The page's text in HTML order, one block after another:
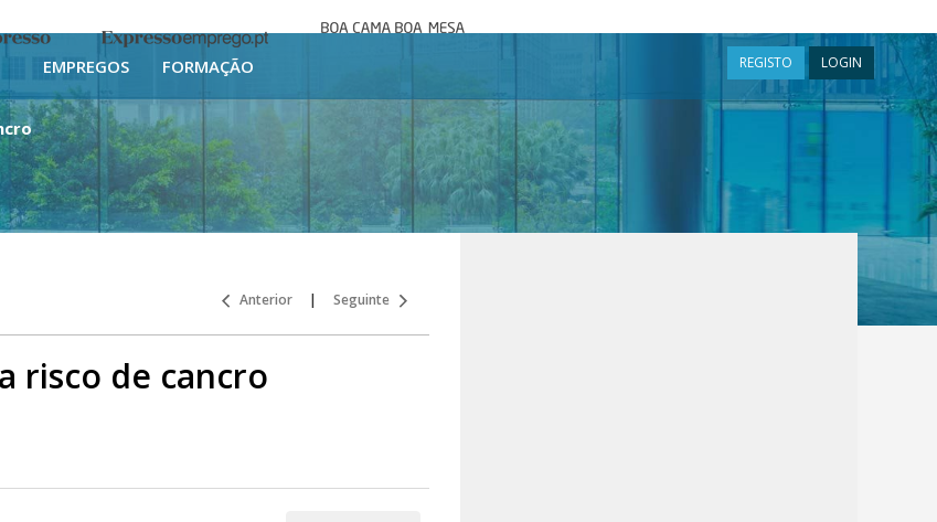
Expresso Emprego
mesa
EMPREGOS FORMAÇÃO REGISTO LOGIN
Anterior | Seguinte
risco de cancro